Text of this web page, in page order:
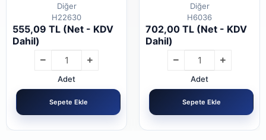
Diğer
H22630
555,09 TL (Net - KDV
Dahil)
Adet
Sepete Ekle
Diğer
H6036
702,00 TL (Net - KDV
Dahil)
Adet
Sepete Ekle